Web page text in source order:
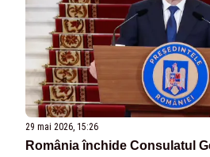
29 mai 2026, 15:26
România închide Consulatul